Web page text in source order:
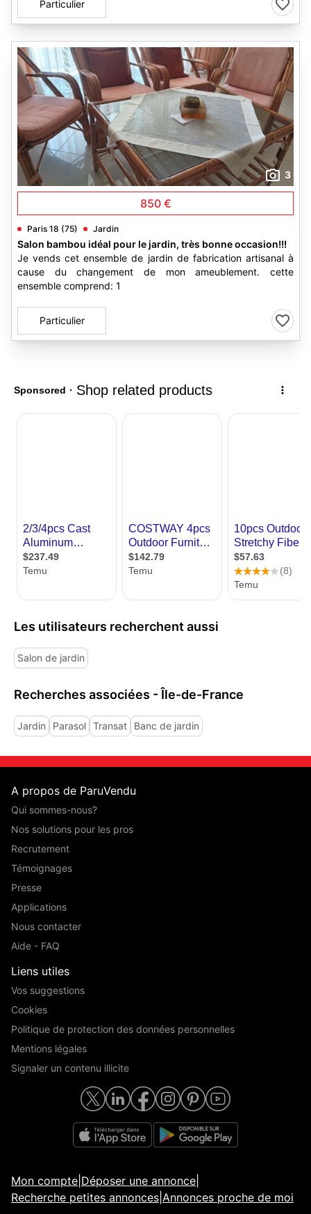
Particulier
3
850 €
Paris 18 (75) Jardin
Salon bambou idéal pour le jardin, très bonne occasion!!!
Je vends cet ensemble de jardin de fabrication artisanal à
cause du changement de mon ameublement. cette
ensemble comprend: 1
Particulier
Les utilisateurs recherchent aussi
Salon de jardin
Recherches associées - Île-de-France
Jardin Parasol Transat Banc de jardin
A propos de ParuVendu
Qui sommes-nous?
Nos solutions pour les pros
Recrutement
Témoignages
Presse
Applications
Nous contacter
Aide - FAQ
Liens utiles
Vos suggestions
Cookies
Politique de protection des données personnelles
Mentions légales
Signaler un contenu illicite
Mon compte Déposer une annonce
Recherche petites annonces Annonces proche de moi